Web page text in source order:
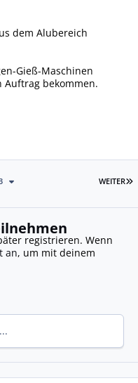
dem Alubereich
Gieß-Maschinen
Auftrag bekommen.
WEITER
registrieren. Wenn
an, um mit deinem